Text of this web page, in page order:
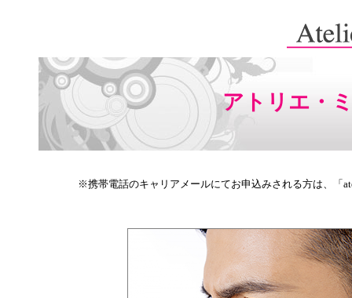
アトリエ・
※携帯電話のキャリアメールにてお申込みされる方は、「